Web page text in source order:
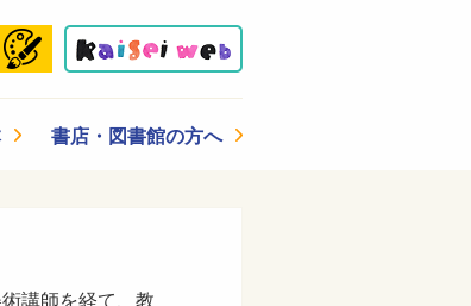
書店・図書館の方へ
講師を経て、教